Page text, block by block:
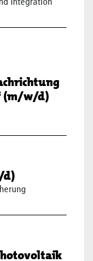
Integration
(m/w/d)
d)